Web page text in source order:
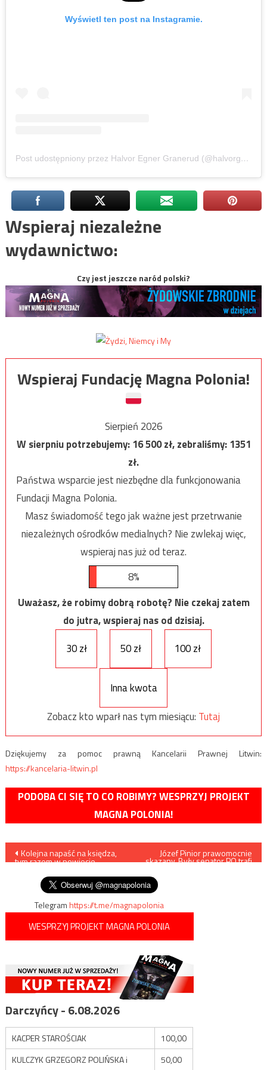
Wyświetl ten post na Instagramie.
Post udostępniony przez Halvor Egner Granerud (@halvorgranerud)
Wspieraj niezależne
wydawnictwo:
Czy jest jeszcze naród polski?
Wspieraj Fundację Magna Polonia!
Sierpień 2026
W sierpniu potrzebujemy:16 500zł, zebraliśmy:1351
zł.
Państwa wsparcie jest niezbędne dla funkcjonowania
Fundacji Magna Polonia.
Masz świadomość tego jak ważne jest przetrwanie
niezależnych ośrodków medialnych? Nie zwlekaj więc,
wspieraj nas już od teraz.
8%
Uważasz, że robimy dobrą robotę? Nie czekaj zatem
do jutra, wspieraj nas od dzisiaj.
30 zł
50 zł 100 zł
Inna kwota
Zobacz kto wparł nas tym miesiącu: Tutaj
Dziękujemy za pomoc prawną Kancelarii Prawnej Litwin:
https://kancelaria-litwin.pl
PODOBA CI SIĘ TO CO ROBIMY? WESPRZYJ PROJEKT
MAGNA POLONIA!
Nawigacja
wpisu
Kolejna napaść na księdza,
tym razem w powiecie
Józef Pinior prawomocnie
skazany. Były senator PO trafi
Telegramhttps://t.me/magnapolonia
WESPRZYJ PROJEKT MAGNA POLONIA
Darczyńcy - 6.08.2026
KACPER STAROŚCIAK
100,00
KULCZYK GRZEGORZ POLIŃSKA i
50,00